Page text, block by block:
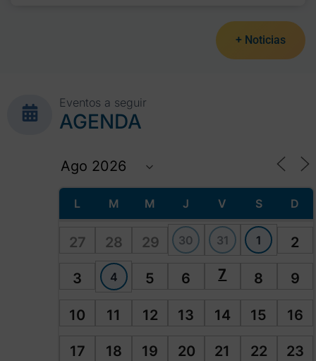
+ Noticias
Eventos a seguir
AGENDA
L M M J V S D
27 28 29 30 31 1 2
3 4 5 6 7 8 9
10 11 12 13 14 15 16
17 18 19 20 21 22 23